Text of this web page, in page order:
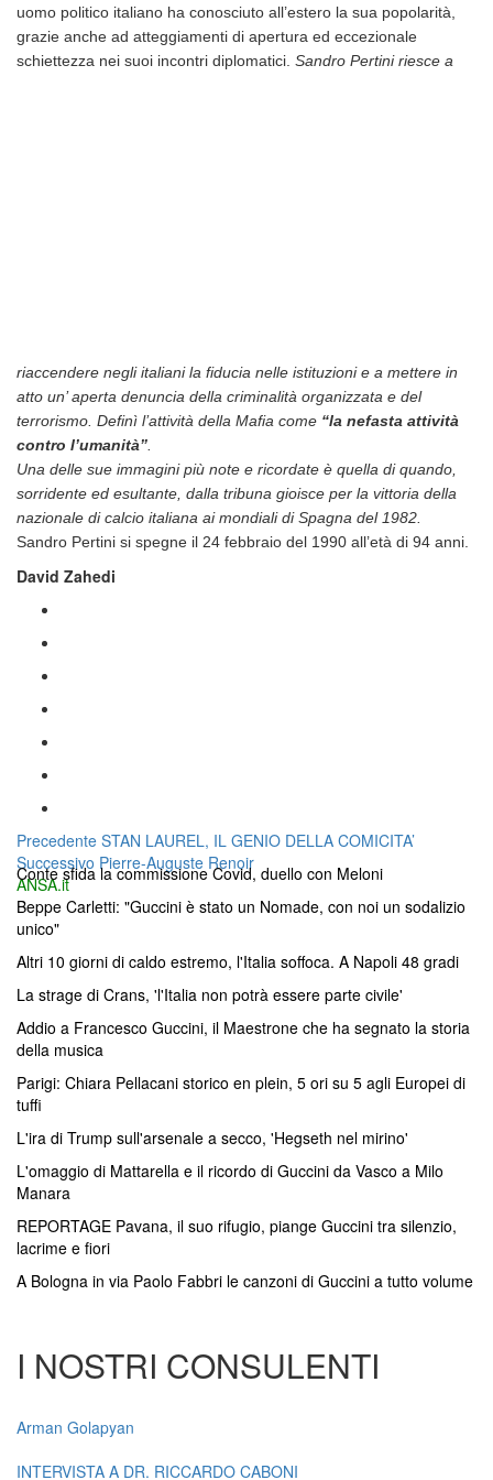
uomo politico italiano ha conosciuto all’estero la sua popolarità,
grazie anche ad atteggiamenti di apertura ed eccezionale
schiettezza nei suoi incontri diplomatici. Sandro Pertini riesce a
riaccendere negli italiani la fiducia nelle istituzioni e a mettere in
atto un’ aperta denuncia della criminalità organizzata e del
terrorismo. Definì l’attività della Mafia come “la nefasta attività
contro l’umanità”.
Una delle sue immagini più note e ricordate è quella di quando,
sorridente ed esultante, dalla tribuna gioisce per la vittoria della
nazionale di calcio italiana ai mondiali di Spagna del 1982.
Sandro Pertini si spegne il 24 febbraio del 1990 all’età di 94 anni.
David Zahedi
Navigazione
articoli
Precedente Articolo
precedente:
STAN LAUREL, IL GENIO DELLA COMICITA’
Successivo Articolo
successivo:
Pierre-Auguste Renoir
ANSA.it
Conte sfida la commissione Covid, duello con Meloni
Beppe Carletti: "Guccini è stato un Nomade, con noi un sodalizio
unico"
Altri 10 giorni di caldo estremo, l'Italia soffoca. A Napoli 48 gradi
La strage di Crans, 'l'Italia non potrà essere parte civile'
Addio a Francesco Guccini, il Maestrone che ha segnato la storia
della musica
Parigi: Chiara Pellacani storico en plein, 5 ori su 5 agli Europei di
tuffi
L'ira di Trump sull'arsenale a secco, 'Hegseth nel mirino'
L'omaggio di Mattarella e il ricordo di Guccini da Vasco a Milo
Manara
REPORTAGE Pavana, il suo rifugio, piange Guccini tra silenzio,
lacrime e fiori
A Bologna in via Paolo Fabbri le canzoni di Guccini a tutto volume
I NOSTRI CONSULENTI
Arman Golapyan
INTERVISTA A DR. RICCARDO CABONI